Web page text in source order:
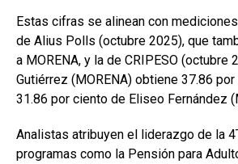
Estas cifras se alinean con
de Alius Polls (octubre 2025), que
a MORENA, y la de CRIPESO (octubre
Gutiérrez (MORENA) obtiene 37.86
31.86 por ciento de Eliseo Fernández
Analistas atribuyen el liderazgo de la
programas como la Pensión para